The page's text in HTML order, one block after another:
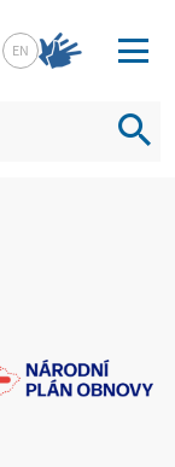
EN